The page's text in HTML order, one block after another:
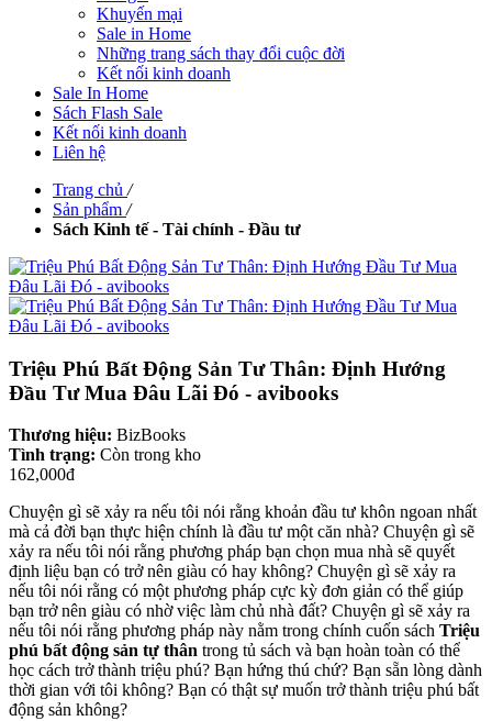
Khuyến mại
Sale in Home
Những trang sách thay đổi cuộc đời
Kết nối kinh doanh
Sale In Home
Sách Flash Sale
Kết nối kinh doanh
Liên hệ
Trang chủ /
Sản phẩm /
Sách Kinh tế - Tài chính - Đầu tư
Triệu Phú Bất Động Sản Tư Thân: Định Hướng
Đầu Tư Mua Đâu Lãi Đó - avibooks
Thương hiệu: BizBooks
Tình trạng: Còn trong kho
162,000đ
Chuyện gì sẽ xảy ra nếu tôi nói rằng khoản đầu tư khôn ngoan nhất
mà cả đời bạn thực hiện chính là đầu tư một căn nhà? Chuyện gì sẽ
xảy ra nếu tôi nói rằng phương pháp bạn chọn mua nhà sẽ quyết
định liệu bạn có trở nên giàu có hay không? Chuyện gì sẽ xảy ra
nếu tôi nói rằng có một phương pháp cực kỳ đơn giản có thể giúp
bạn trở nên giàu có nhờ việc làm chủ nhà đất? Chuyện gì sẽ xảy ra
nếu tôi nói rằng phương pháp này nằm trong chính cuốn sách Triệu
phú bất động sản tự thân trong tủ sách và bạn hoàn toàn có thể
học cách trở thành triệu phú? Bạn hứng thú chứ? Bạn sẵn lòng dành
thời gian với tôi không? Bạn có thật sự muốn trở thành triệu phú bất
động sản không?